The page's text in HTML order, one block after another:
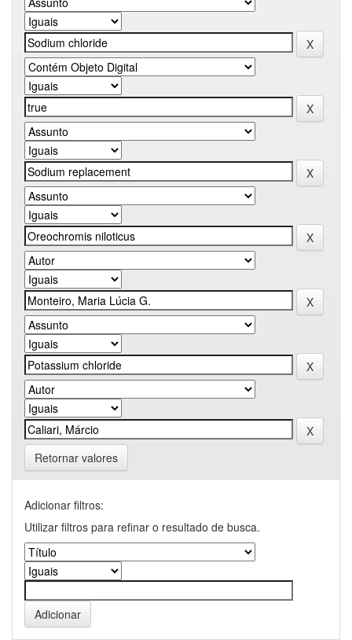
Retornar valores
Adicionar filtros:
Utilizar filtros para refinar o resultado de busca.